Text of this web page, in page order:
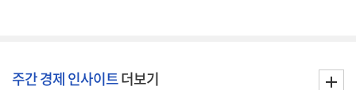
주간 경제 인사이트더보기